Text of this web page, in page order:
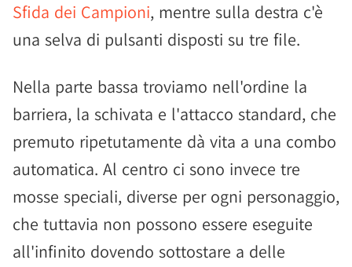
Sfida dei Campioni, mentre sulla destra c'è
una selva di pulsanti disposti su tre file.
Nella parte bassa troviamo nell'ordine la
barriera, la schivata e l'attacco standard, che
premuto ripetutamente dà vita a una combo
automatica. Al centro ci sono invece tre
mosse speciali, diverse per ogni personaggio,
che tuttavia non possono essere eseguite
all'infinito dovendo sottostare a delle